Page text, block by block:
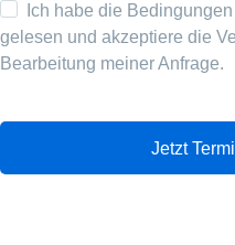
Ich habe die
gelesen und akzeptiere die
Bearbeitung meiner Anfrage.